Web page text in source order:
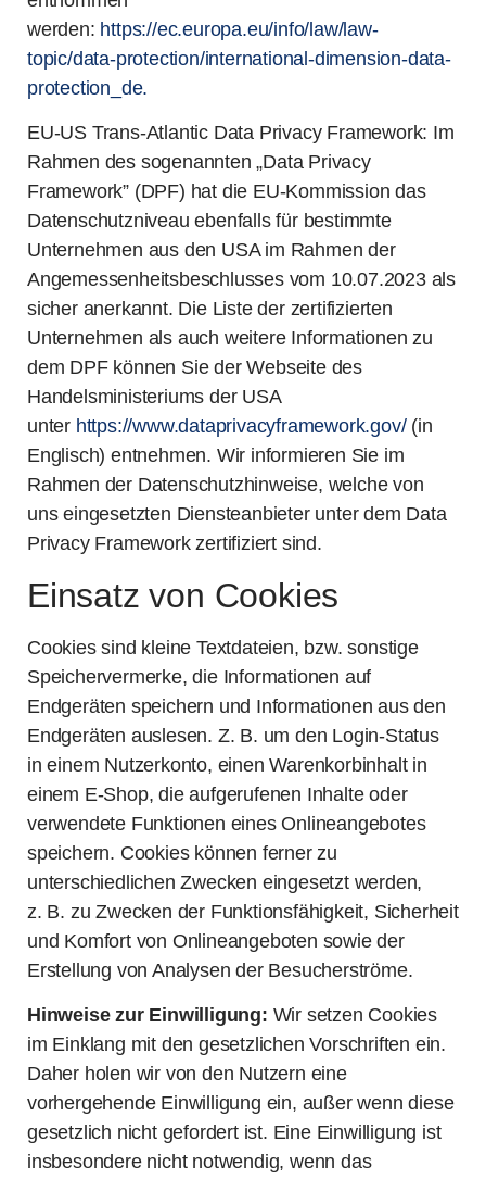
werden: https://ec.europa.eu/info/law/law-
topic/data-protection/international-dimension-data-
protection_de.
EU-US Trans-Atlantic Data Privacy Framework: Im
Rahmen des sogenannten „Data Privacy
Framework” (DPF) hat die EU-Kommission das
Datenschutzniveau ebenfalls für bestimmte
Unternehmen aus den USA im Rahmen der
Angemessenheitsbeschlusses vom 10.07.2023 als
sicher anerkannt. Die Liste der zertifizierten
Unternehmen als auch weitere Informationen zu
dem DPF können Sie der Webseite des
Handelsministeriums der USA
unter https://www.dataprivacyframework.gov/(in
Englisch) entnehmen. Wir informieren Sie im
Rahmen der Datenschutzhinweise, welche von
uns eingesetzten Diensteanbieter unter dem Data
Privacy Framework zertifiziert sind.
Einsatz von Cookies
Cookies sind kleine Textdateien, bzw. sonstige
Speichervermerke, die Informationen auf
Endgeräten speichern und Informationen aus den
Endgeräten auslesen. Z. B. um den Login-Status
in einem Nutzerkonto, einen Warenkorbinhalt in
einem E-Shop, die aufgerufenen Inhalte oder
verwendete Funktionen eines Onlineangebotes
speichern. Cookies können ferner zu
unterschiedlichen Zwecken eingesetzt werden,
z. B. zu Zwecken der Funktionsfähigkeit, Sicherheit
und Komfort von Onlineangeboten sowie der
Erstellung von Analysen der Besucherströme.
Hinweise zur Einwilligung: Wir setzen Cookies
im Einklang mit den gesetzlichen Vorschriften ein.
Daher holen wir von den Nutzern eine
vorhergehende Einwilligung ein, außer wenn diese
gesetzlich nicht gefordert ist. Eine Einwilligung ist
insbesondere nicht notwendig, wenn das